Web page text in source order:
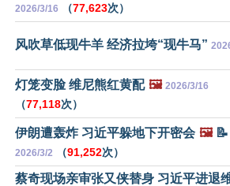
2026/3/16 （77,623次）
风吹草低现牛羊 经济拉垮“现牛马”
灯笼变脸 维尼熊红黄配 🖼️ 2026/3/16
（77,118次）
伊朗遭轰炸 习近平躲地下开密会 🖼️📝
2026/3/2 （91,252次）
蔡奇现场亲审张又侠替身 习近平进退